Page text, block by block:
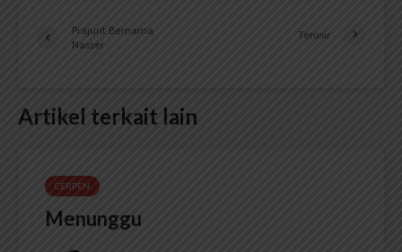
Prajurit Bernama
Nasser
Terusir
Artikel terkait lain
CERPEN
Menunggu